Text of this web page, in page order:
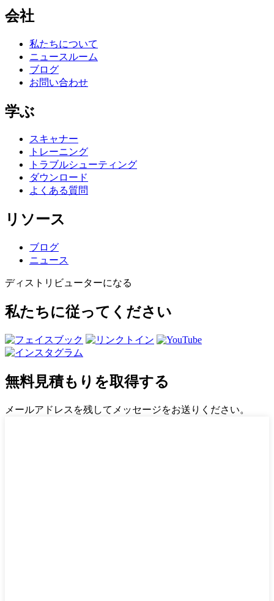
会社
私たちについて
ニュースルーム
ブログ
お問い合わせ
学ぶ
スキャナー
トレーニング
トラブルシューティング
ダウンロード
よくある質問
リソース
ブログ
ニュース
ディストリビューターになる
私たちに従ってください
無料見積もりを取得する
メールアドレスを残してメッセージをお送りください。